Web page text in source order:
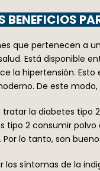
BENEFICIOS
que pertenecen a
Está disponible
la hipertensión.
De este
la diabetes tipo
2 consumir
lo tanto, son
síntomas de la